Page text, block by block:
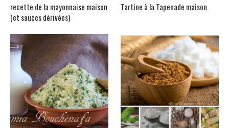
recette de la mayonnaise maison
(et sauces dérivées)
Tartine à la Tapenade maison